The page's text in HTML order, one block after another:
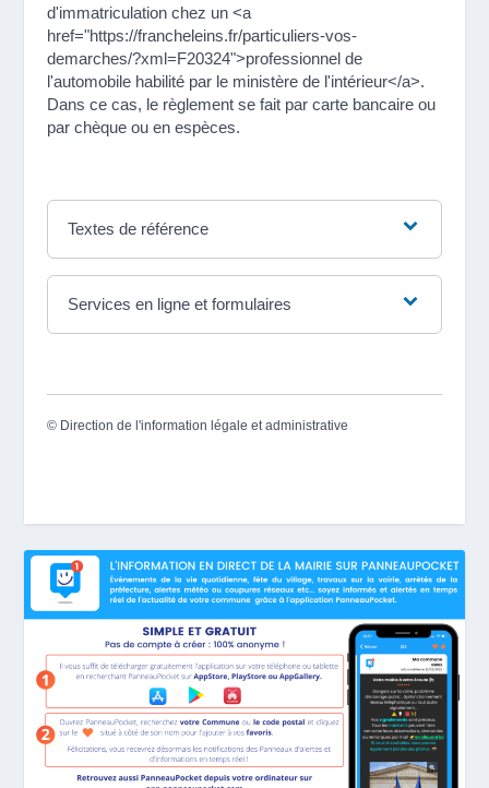
d'immatriculation chez un <a
href="https://francheleins.fr/particuliers-vos-
demarches/?xml=F20324">professionnel de
l'automobile habilité par le ministère de l'intérieur</a>.
Dans ce cas, le règlement se fait par carte bancaire ou
par chèque ou en espèces.
Textes de référence
Services en ligne et formulaires
© Direction de l'information légale et administrative